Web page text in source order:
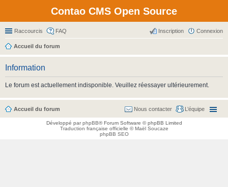
Contao CMS Open Source
Raccourcis FAQ Connexion
Inscription
Accueil du forum
Information
Le forum est actuellement indisponible. Veuillez réessayer ultérieurement.
Accueil du forum L’équipe
Nous contacter
Développé parphpBB® Forum Software © phpBB Limited
Traduction française officielle ©Maël Soucaze
phpBB SEO